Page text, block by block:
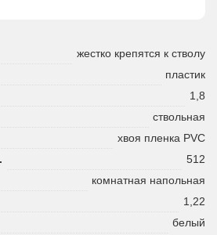
жестко крепятся к стволу
пластик
1,8
ствольная
хвоя пленка PVC
512
комнатная напольная
1,22
белый